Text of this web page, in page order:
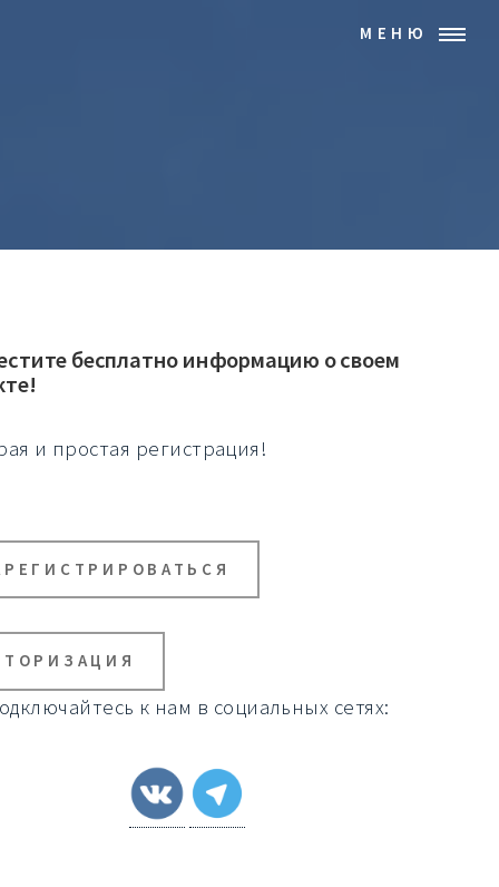
МЕНЮ
бесплатно информацию о своем
и простая регистрация!
к нам в социальных сетях: